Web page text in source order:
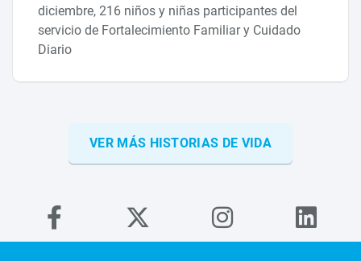
diciembre, 216 niños y niñas participantes del
servicio de Fortalecimiento Familiar y Cuidado
Diario
VER MÁS HISTORIAS DE VIDA